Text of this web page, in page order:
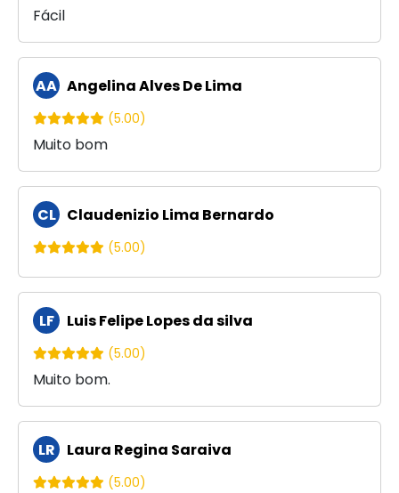
Fácil
AA Angelina Alves De Lima
(5.00)
Muito bom
CL Claudenizio Lima Bernardo
(5.00)
LF Luis Felipe Lopes da silva
(5.00)
Muito bom.
LR Laura Regina Saraiva
(5.00)